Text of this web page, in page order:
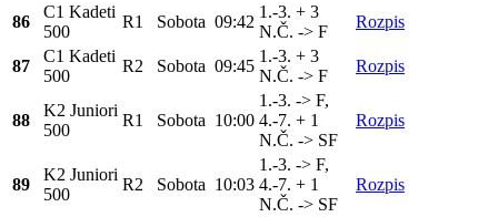
86
C1 Kadeti
500
R1 Sobota 09:42
1.-3. + 3
N.Č. -> F
Rozpis
87
C1 Kadeti
500
R2 Sobota 09:45
1.-3. + 3
N.Č. -> F
Rozpis
88
K2 Juniori
500
R1 Sobota 10:00
1.-3. -> F,
4.-7. + 1
N.Č. -> SF
Rozpis
89
K2 Juniori
500
R2 Sobota 10:03
1.-3. -> F,
4.-7. + 1
N.Č. -> SF
Rozpis